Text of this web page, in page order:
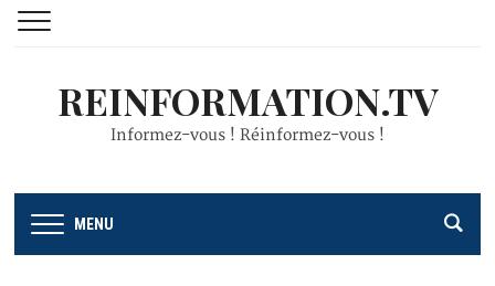
REINFORMATION.TV
Informez-vous ! Réinformez-vous !
MENU